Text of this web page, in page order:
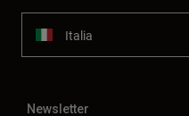
Italia
Newsletter